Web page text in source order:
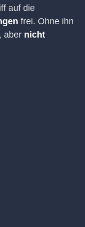
auf die
frei. Ohne ihn
aber nicht